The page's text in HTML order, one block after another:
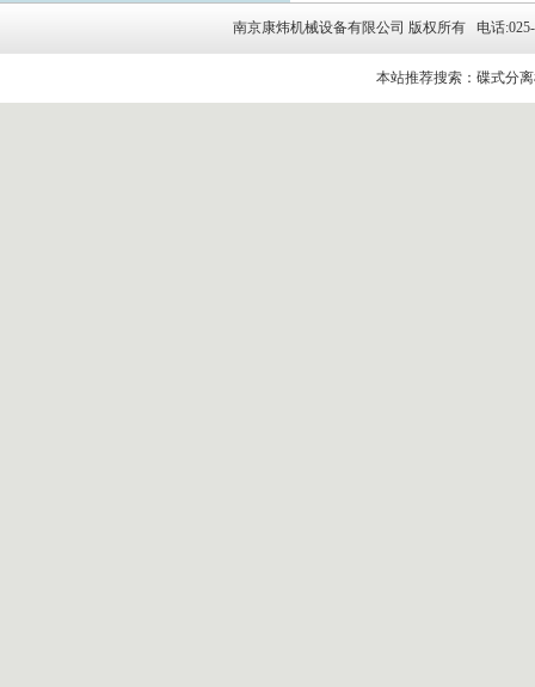
南京康炜机械设备有限公司 版权所有 电话
本站推荐搜索：碟式分